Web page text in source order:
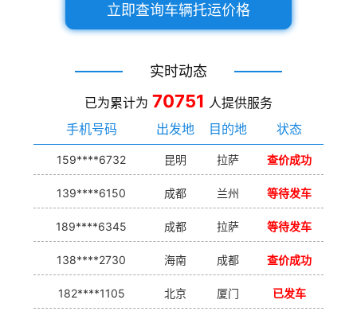
立即查询车辆托运价格
实时动态
已为累计为 70751 人提供服务
手机号码
出发地 目的地 状态
159****6732 昆明 拉萨 查价成功
139****6150 成都 兰州 等待发车
189****6345 成都 拉萨 等待发车
138****2730 海南 成都 查价成功
182****1105 北京 厦门 已发车